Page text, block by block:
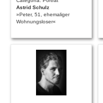
Astrid Schulz
»Peter, 51, ehemaliger
Wohnungsloser«